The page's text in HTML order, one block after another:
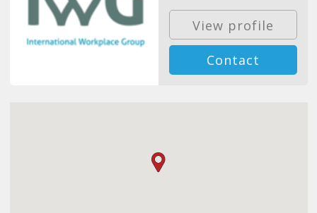
View profile
Contact